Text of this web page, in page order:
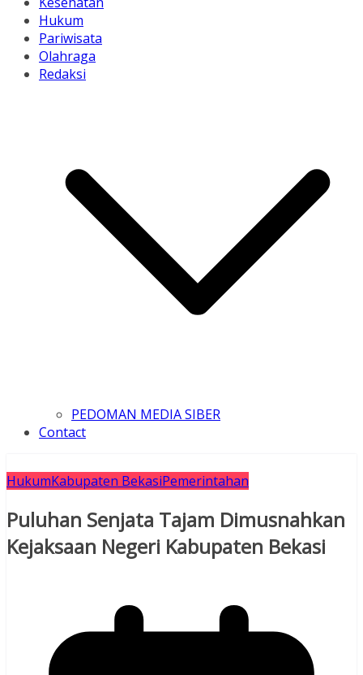
Hukum
Pariwisata
Olahraga
Redaksi
PEDOMAN MEDIA SIBER
Contact
HukumKabupaten BekasiPemerintahan
Puluhan Senjata Tajam Dimusnahkan
Kejaksaan Negeri Kabupaten Bekasi